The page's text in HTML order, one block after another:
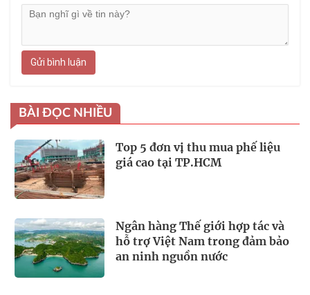
Gửi bình luận
BÀI ĐỌC NHIỀU
Top 5 đơn vị thu mua phế liệu
giá cao tại TP.HCM
Ngân hàng Thế giới hợp tác và
hỗ trợ Việt Nam trong đảm bảo
an ninh nguồn nước